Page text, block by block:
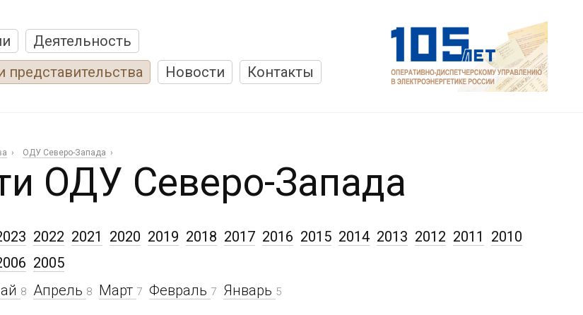
Деятельность
Новости Контакты
ОДУ Северо-Запада
ОДУ Северо-Запада
8 Апрель 8 Март 7 Февраль 7 Январь 5
2022 2021 2020 2019 2018 2017 2016 2015 2014 2013 2012 2011
2010
2005